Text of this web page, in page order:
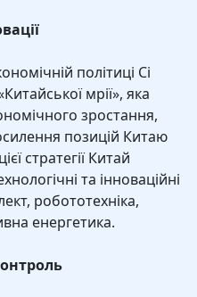
політиці Сі
мрії», яка
зростання,
позицій Китаю
стратегії Китай
та інноваційні
робототехніка,
енергетика.